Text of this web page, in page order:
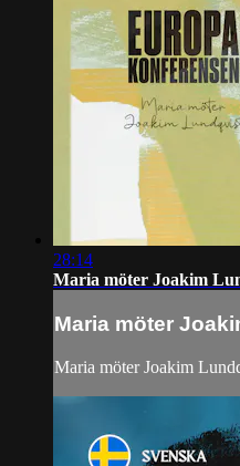
28:14
Maria möter Joakim
Maria möter
Maria möter Joakim